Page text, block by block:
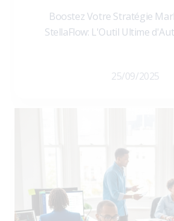
Boostez Votre Stratégie
StellaFlow: L'Outil Ultime
25/09/2025